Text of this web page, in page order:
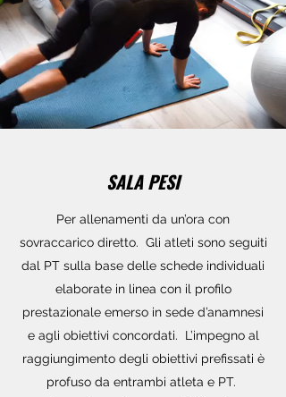
SALA PESI
Per allenamenti da un’ora con
sovraccarico diretto. Gli atleti sono seguiti
dal PT sulla base delle schede individuali
elaborate in linea con il profilo
prestazionale emerso in sede d’anamnesi
e agli obiettivi concordati. L’impegno al
raggiungimento degli obiettivi prefissati è
profuso da entrambi atleta e PT.